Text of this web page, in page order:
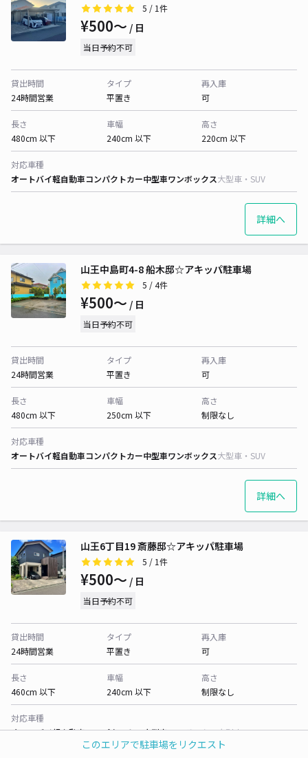
このエリアで駐車場をリクエスト
5 / 1件
¥500〜 / 日
当日予約不可
貸出時間
24時間営業
タイプ
平置き
再入庫
可
長さ
480cm 以下
車幅
240cm 以下
高さ
220cm 以下
対応車種
オートバイ軽自動車コンパクトカー中型車ワンボックス大型車・SUV
詳細へ
山王中島町4-8 船木邸☆アキッパ駐車場
5 / 4件
¥500〜 / 日
当日予約不可
貸出時間
24時間営業
タイプ
平置き
再入庫
可
長さ
480cm 以下
車幅
250cm 以下
高さ
制限なし
対応車種
オートバイ軽自動車コンパクトカー中型車ワンボックス大型車・SUV
詳細へ
山王6丁目19 斎藤邸☆アキッパ駐車場
5 / 1件
¥500〜 / 日
当日予約不可
貸出時間
24時間営業
タイプ
平置き
再入庫
可
長さ
460cm 以下
車幅
240cm 以下
高さ
制限なし
対応車種
オートバイ軽自動車コンパクトカー中型車ワンボックス大型車・SUV